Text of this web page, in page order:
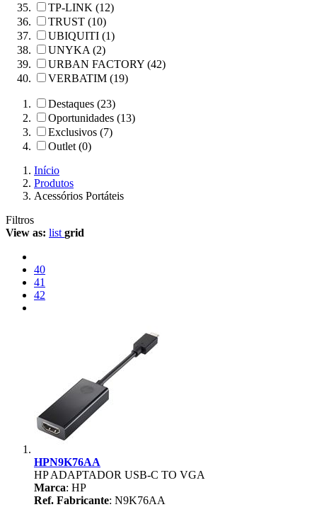
TP-LINK (12)
TRUST (10)
UBIQUITI (1)
UNYKA (2)
URBAN FACTORY (42)
VERBATIM (19)
Destaques (23)
Oportunidades (13)
Exclusivos (7)
Outlet (0)
Início
Produtos
Acessórios Portáteis
Filtros
View as: list grid
40
41
42
HPN9K76AA
HP ADAPTADOR USB-C TO VGA
Marca: HP
Ref. Fabricante: N9K76AA